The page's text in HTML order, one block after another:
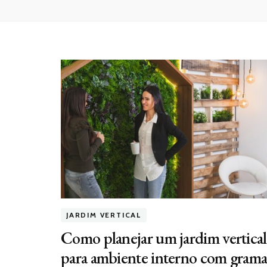
JARDIM VERTICAL
Como planejar um jardim vertical
para ambiente interno com grama